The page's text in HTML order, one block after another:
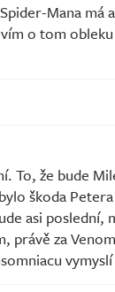
Mana má
o tom
To, že bude
škoda
asi poslední,
právě za